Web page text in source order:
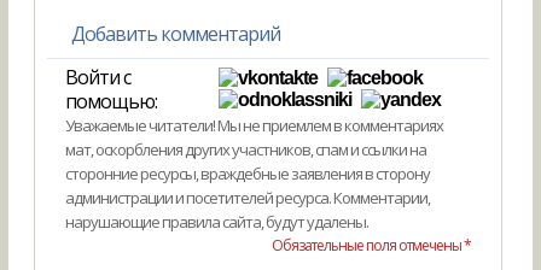
Добавить комментарий
Войти с
помощью:
Уважаемые читатели! Мы не приемлем в комментариях
мат, оскорбления других участников, спам и ссылки на
сторонние ресурсы, враждебные заявления в сторону
администрации и посетителей ресурса. Комментарии,
нарушающие правила сайта, будут удалены.
Обязательные поля отмечены *